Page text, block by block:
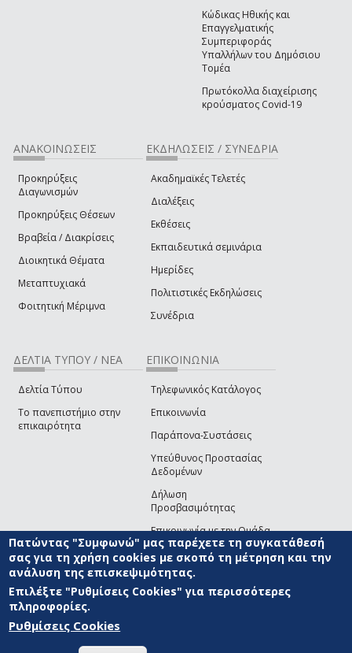
Κώδικας Ηθικής και
Επαγγελματικής
Συμπεριφοράς
Υπαλλήλων του Δημόσιου
Τομέα
Πρωτόκολλα διαχείρισης
κρούσματος Covid-19
ΑΝΑΚΟΙΝΩΣΕΙΣ
Προκηρύξεις
Διαγωνισμών
Προκηρύξεις Θέσεων
Βραβεία / Διακρίσεις
Διοικητικά Θέματα
Μεταπτυχιακά
Φοιτητική Μέριμνα
ΕΚΔΗΛΩΣΕΙΣ / ΣΥΝΕΔΡΙΑ
Ακαδημαϊκές Τελετές
Διαλέξεις
Εκθέσεις
Εκπαιδευτικά σεμινάρια
Ημερίδες
Πολιτιστικές Εκδηλώσεις
Συνέδρια
ΔΕΛΤΙΑ ΤΥΠΟΥ / ΝΕΑ
Δελτία Τύπου
Το πανεπιστήμιο στην
επικαιρότητα
ΕΠΙΚΟΙΝΩΝΙΑ
Τηλεφωνικός Κατάλογος
Επικοινωνία
Παράπονα-Συστάσεις
Υπεύθυνος Προστασίας
Δεδομένων
Δήλωση
Προσβασιμότητας
Επικοινωνία με την Ομάδα
Ανάπτυξης του site(link sends e-mail)
© ΠΑΝΕΠΙΣΤΗΜΙΟ ΑΙΓΑΙΟΥ ΟΡΟΙ ΧΡΗΣΗΣ
ΑΝΑΠΤΥΞΗΣ
Πατώντας "Συμφωνώ" μας παρέχετε τη συγκατάθεσή
σας για τη χρήση cookies με σκοπό τη μέτρηση και την
ανάλυση της επισκεψιμότητας.
Επιλέξτε "Ρυθμίσεις Cookies" για περισσότερες
πληροφορίες.
Ρυθμίσεις Cookies